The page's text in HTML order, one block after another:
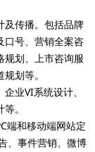
及传播。包括品牌
口号、营销全案咨
规划、上市咨询服
划等。
业VI系统设计、
。
端和移动端网站定
、事件营销、微博